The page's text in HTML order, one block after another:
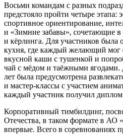
Восьми командам с разных
предстояло пройти четыре этапа:
спортивное ориентирование,
и «Зимние забавы», сочетающие в
и кёрлинга. Для участников была
кухня, где каждый желающий мог
вкусной каши с тушенкой и
чай с мёдом и таёжными ягодами.
лет была предусмотрена
и мастер-классы с участием
каждый участник получил
Корпоративный тимбилдинг,
Отечества, в таком формате в
впервые. Всего в соревнованиях